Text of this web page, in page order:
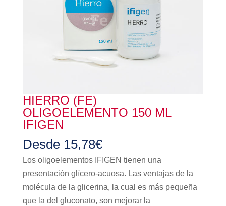
HIERRO (FE)
OLIGOELEMENTO 150 ML
IFIGEN
Desde 15,78€
Los oligoelementos IFIGEN tienen una
presentación glícero-acuosa. Las ventajas de la
molécula de la glicerina, la cual es más pequeña
que la del gluconato, son mejorar la